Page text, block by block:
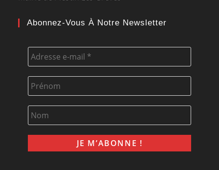
Abonnez-Vous À Notre Newsletter